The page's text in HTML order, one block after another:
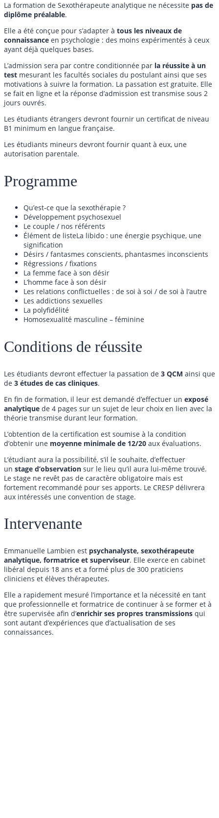
La formation de Sexothérapeute analytique ne nécessite pas de
diplôme préalable.
Elle a été conçue pour s’adapter à tous les niveaux de
connaissance en psychologie : des moins expérimentés à ceux
ayant déjà quelques bases.
L’admission sera par contre conditionnée par la réussite à un
test mesurant les facultés sociales du postulant ainsi que ses
motivations à suivre la formation. La passation est gratuite. Elle
se fait en ligne et la réponse d’admission est transmise sous 2
jours ouvrés.
Les étudiants étrangers devront fournir un certificat de niveau
B1 minimum en langue française.
Les étudiants mineurs devront fournir quant à eux, une
autorisation parentale.
Programme
Qu’est-ce que la sexothérapie ?
Développement psychosexuel
Le couple / nos référents
Élément de listeLa libido : une énergie psychique, une
signification
Désirs / fantasmes conscients, phantasmes inconscients
Régressions / fixations
La femme face à son désir
L’homme face à son désir
Les relations conflictuelles : de soi à soi / de soi à l’autre
Les addictions sexuelles
La polyfidélité
Homosexualité masculine – féminine
Conditions de réussite
Les étudiants devront effectuer la passation de 3 QCM ainsi que
de 3 études de cas cliniques.
En fin de formation, il leur est demandé d’effectuer un exposé
analytique de 4 pages sur un sujet de leur choix en lien avec la
théorie transmise durant leur formation.
L’obtention de la certification est soumise à la condition
d’obtenir une moyenne minimale de 12/20 aux évaluations.
L’étudiant aura la possibilité, s’il le souhaite, d’effectuer
un stage d’observation sur le lieu qu’il aura lui-même trouvé.
Le stage ne revêt pas de caractère obligatoire mais est
fortement recommandé pour ses apports. Le CRESP délivrera
aux intéressés une convention de stage.
Intervenante
Emmanuelle Lambien est psychanalyste, sexothérapeute
analytique, formatrice et superviseur. Elle exerce en cabinet
libéral depuis 18 ans et a formé plus de 300 praticiens
cliniciens et élèves thérapeutes.
Elle a rapidement mesuré l’importance et la nécessité en tant
que professionnelle et formatrice de continuer à se former et à
être supervisée afin d’enrichir ses propres transmissions qui
sont autant d’expériences que d’actualisation de ses
connaissances.